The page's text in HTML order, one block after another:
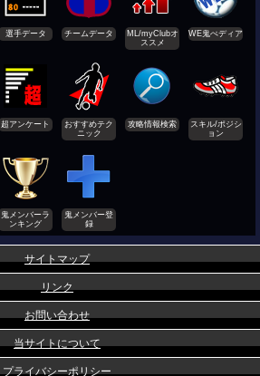
選手データ チームデータ
ML/myClubオ
ススメ
WE鬼ぺディア
超アンケート
おすすめテク
ニック
攻略情報検索
スキル/ポジシ
ョン
鬼メンバーラ
ンキング
鬼メンバー登
録
サイトマップ
リンク
お問い合わせ
当サイトについて
プライバシーポリシー